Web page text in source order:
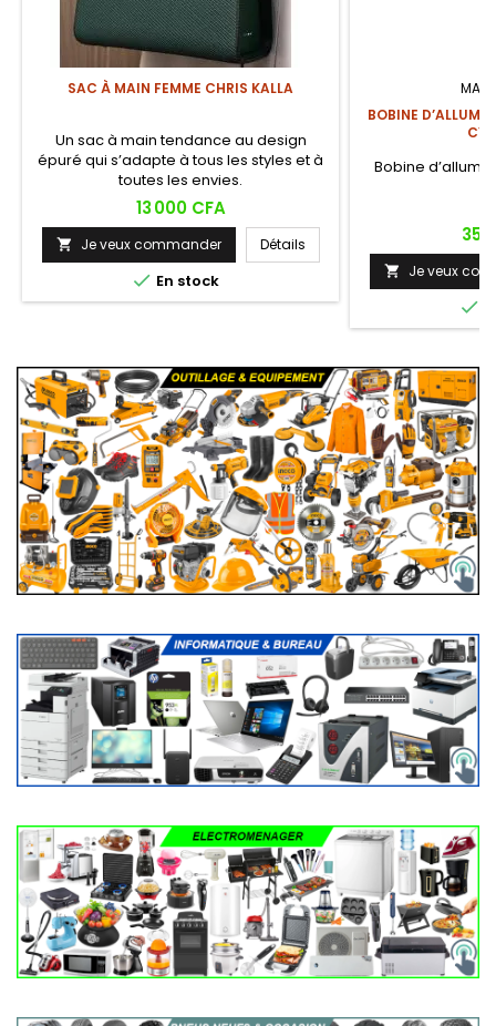
SAC À MAIN FEMME CHRIS KALLA
Un sac à main tendance au design
épuré qui s’adapte à tous les styles et à
toutes les envies.
Prix
13 000 CFA
 Je veux commander Détails
 En stock
BOBINE
Bobine
Prix
35
 Je veux
